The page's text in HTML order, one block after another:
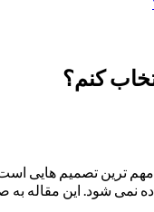
کنم؟
ترین تصمیم هایی
نمی شود. این مقاله به